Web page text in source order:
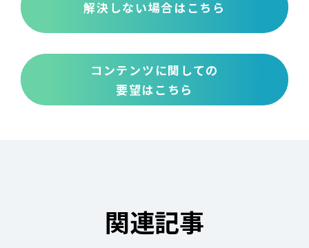
解決しない場合はこちら
コンテンツに関しての
要望はこちら
関連記事